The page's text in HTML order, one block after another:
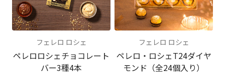
フェレロ ロシェ
ペレロロシェチョコレート
バー3種4本
フェレロ ロシェ
ペレロ・ロシェT24ダイヤ
モンド（全24個入り）